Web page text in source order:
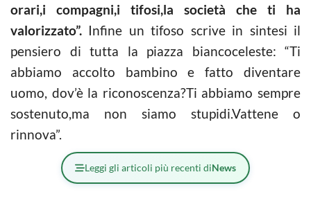
orari,i compagni,i tifosi,la società che ti ha
valorizzato”. Infine un tifoso scrive in sintesi il
pensiero di tutta la piazza biancoceleste: “Ti
abbiamo accolto bambino e fatto diventare
uomo, dov’è la riconoscenza?Ti abbiamo sempre
sostenuto,ma non siamo stupidi.Vattene o
rinnova”.
Leggi gli articoli più recenti diNews